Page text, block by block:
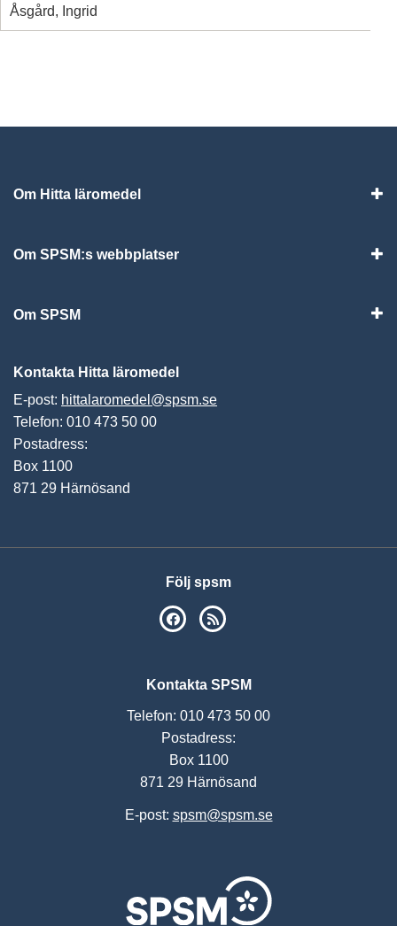
Åsgård, Ingrid
Om Hitta läromedel
Om SPSM:s webbplatser
Om SPSM
Kontakta Hitta läromedel
E-post: hittalaromedel@spsm.se
Telefon: 010 473 50 00
Postadress:
Box 1100
871 29 Härnösand
Följ spsm
SPSM på Facebook
Kontakta SPSM
Telefon: 010 473 50 00
Postadress:
Box 1100
871 29 Härnösand
E-post: spsm@spsm.se